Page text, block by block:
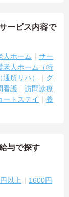
ービス内容で
人ホーム
サー
老人ホーム（特
所リハ）
グ
看護
訪問診療
ートステイ
養
与で探す
以上
1600円